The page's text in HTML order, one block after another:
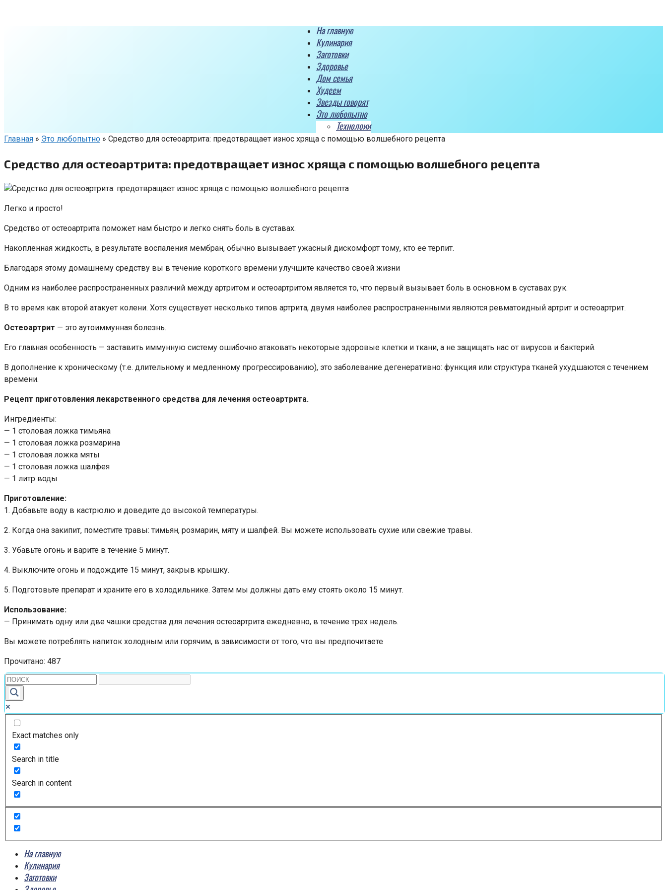
На главную
Кулинария
Заготовки
Здоровье
Дом семья
Худеем
Звезды говорят
Это любопытно
Технолоии
Главная » Это любопытно » Средство для остеоартрита: предотвращает износ хряща с помощью волшебного рецепта
Средство для остеоартрита: предотвращает износ хряща с помощью волшебного рецепта
Легко и просто!
Средство от остеоартрита поможет нам быстро и легко снять боль в суставах.
Накопленная жидкость, в результате воспаления мембран, обычно вызывает ужасный дискомфорт тому, кто ее терпит.
Благодаря этому домашнему средству вы в течение короткого времени улучшите качество своей жизни
Одним из наиболее распространенных различий между артритом и остеоартритом является то, что первый вызывает боль в основном в суставах рук.
В то время как второй атакует колени. Хотя существует несколько типов артрита, двумя наиболее распространенными являются ревматоидный артрит и остеоартрит.
Остеоартрит — это аутоиммунная болезнь.
Его главная особенность — заставить иммунную систему ошибочно атаковать некоторые здоровые клетки и ткани, а не защищать нас от вирусов и бактерий.
В дополнение к хроническому (т.е. длительному и медленному прогрессированию), это заболевание дегенеративно: функция или структура тканей ухудшаются с течением
времени.
Рецепт приготовления лекарственного средства для лечения остеоартрита.
Ингредиенты:
— 1 столовая ложка тимьяна
— 1 столовая ложка розмарина
— 1 столовая ложка мяты
— 1 столовая ложка шалфея
— 1 литр воды
Приготовление:
1. Добавьте воду в кастрюлю и доведите до высокой температуры.
2. Когда она закипит, поместите травы: тимьян, розмарин, мяту и шалфей. Вы можете использовать сухие или свежие травы.
3. Убавьте огонь и варите в течение 5 минут.
4. Выключите огонь и подождите 15 минут, закрыв крышку.
5. Подготовьте препарат и храните его в холодильнике. Затем мы должны дать ему стоять около 15 минут.
Использование:
— Принимать одну или две чашки средства для лечения остеоартрита ежедневно, в течение трех недель.
Вы можете потреблять напиток холодным или горячим, в зависимости от того, что вы предпочитаете
Прочитано: 487
Exact matches only
Search in title
Search in content
На главную
Кулинария
Заготовки